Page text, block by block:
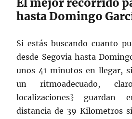
El mejor recorrido
hasta Domingo
Si estás buscando cuanto
desde Segovia hasta
unos 41 minutos en llegar,
un ritmoadecuado,
localizaciones} guardan
distancia de 39 Kilometros